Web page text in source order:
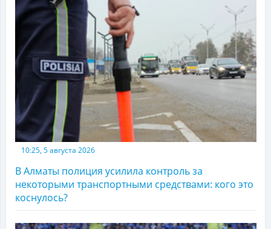
10:25, 5 августа 2026
В Алматы полиция усилила контроль за
некоторыми транспортными средствами: кого это
коснулось?